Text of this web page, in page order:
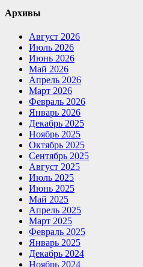
Архивы
Август 2026
Июль 2026
Июнь 2026
Май 2026
Апрель 2026
Март 2026
Февраль 2026
Январь 2026
Декабрь 2025
Ноябрь 2025
Октябрь 2025
Сентябрь 2025
Август 2025
Июль 2025
Июнь 2025
Май 2025
Апрель 2025
Март 2025
Февраль 2025
Январь 2025
Декабрь 2024
Ноябрь 2024